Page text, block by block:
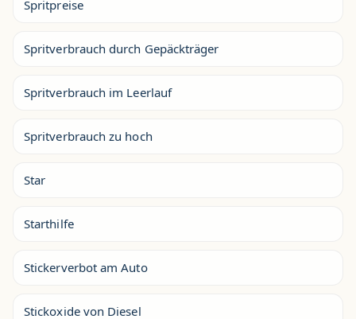
Spritpreise
Spritverbrauch durch Gepäckträger
Spritverbrauch im Leerlauf
Spritverbrauch zu hoch
Star
Starthilfe
Stickerverbot am Auto
Stickoxide von Diesel